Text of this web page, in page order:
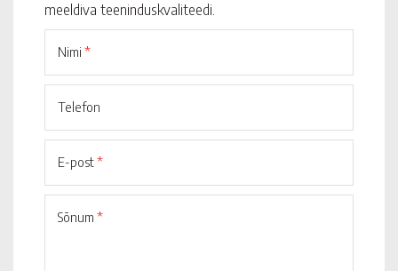
meeldiva teeninduskvaliteedi.
Nimi *
Telefon
E-post*
Sõnum *